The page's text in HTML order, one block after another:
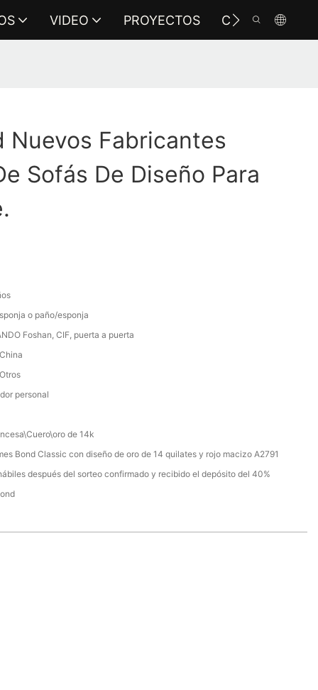
VIDEO PROYECTOS CONTÁCTENOS
Nuevos Fabricantes
Sofás De Diseño Para
o paño/esponja
Foshan, CIF, puerta a puerta
personal
de 14k
Bond Classic con diseño de oro de 14 quilates y rojo macizo A2791
después del sorteo confirmado y recibido el depósito del 40%